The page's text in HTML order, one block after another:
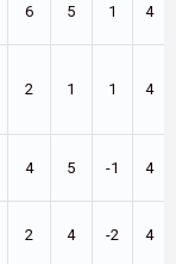
6 5 1 4
2 1 1 4
4 5 -1 4
2 4 -2 4